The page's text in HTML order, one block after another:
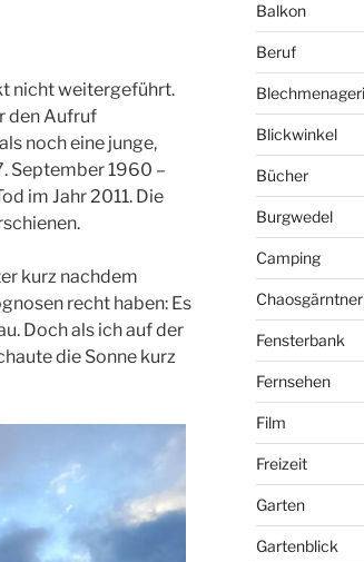
nicht weitergeführt.
den Aufruf
noch eine junge,
September 1960 –
im Jahr 2011. Die
kurz nachdem
recht haben: Es
Doch als ich auf der
die Sonne kurz
Balkon
Beruf
Blickwinkel
Bücher
Burgwedel
Camping
Fensterbank
Fernsehen
Film
Freizeit
Garten
Gartenblick